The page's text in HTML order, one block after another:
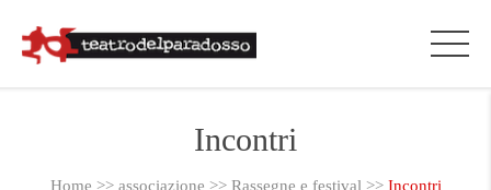
Incontri
Home >> associazione >> Rassegne e festival >> Incontri